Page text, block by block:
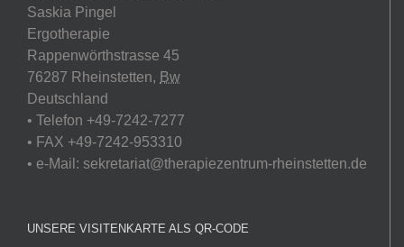
Saskia Pingel
Ergotherapie
Rappenwörthstrasse 45
76287 Rheinstetten, Bw
Deutschland
• Telefon +49-7242-7277
• FAX +49-7242-953310
• e-Mail: sekretariat@therapiezentrum-rheinstetten.de
UNSERE VISITENKARTE ALS QR-CODE